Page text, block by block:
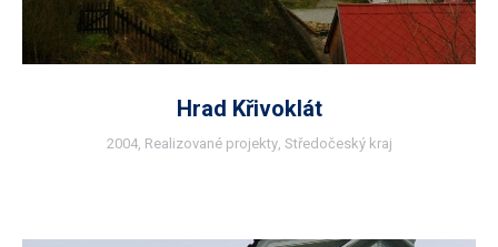
Hrad Křivoklát
2004, Realizované projekty, Středočeský kraj